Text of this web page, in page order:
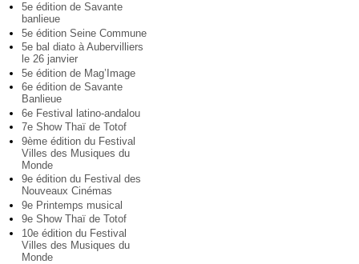
5e édition de Savante
banlieue
5e édition Seine Commune
5e bal diato à Aubervilliers
le 26 janvier
5e édition de Mag’Image
6e édition de Savante
Banlieue
6e Festival latino-andalou
7e Show Thaï de Totof
9ème édition du Festival
Villes des Musiques du
Monde
9e édition du Festival des
Nouveaux Cinémas
9e Printemps musical
9e Show Thaï de Totof
10e édition du Festival
Villes des Musiques du
Monde